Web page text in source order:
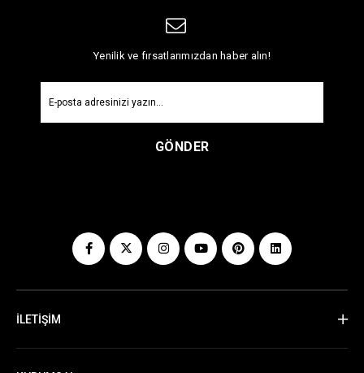
Yenilik ve fırsatlarımızdan haber alın!
GÖNDER
İLETİŞİM